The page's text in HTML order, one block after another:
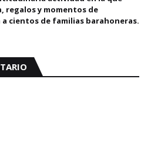
regalos y momentos de
cientos de familias barahoneras.